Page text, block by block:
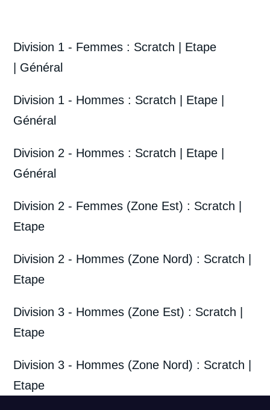
Division 1 - Femmes : Scratch
Etape
Général
Division 1 - Hommes : Scratch Etape
Général
Division 2 - Hommes : Scratch Etape
Général
Division 2 - Femmes (Zone Est) : Scratch
Etape
Division 2 - Hommes (Zone Nord) : Scratch
Etape
Division 3 - Hommes (Zone Est) : Scratch
Etape
Division 3 - Hommes (Zone Nord) : Scratch
Etape